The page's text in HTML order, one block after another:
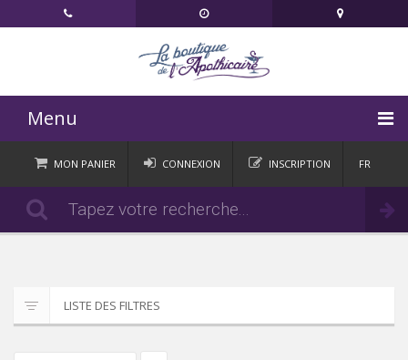
Menu
ACCUEIL
CATÉGORIES
MON PANIER
Commander
CONNEXION INSCRIPTION FR
LISTE DES FILTRES